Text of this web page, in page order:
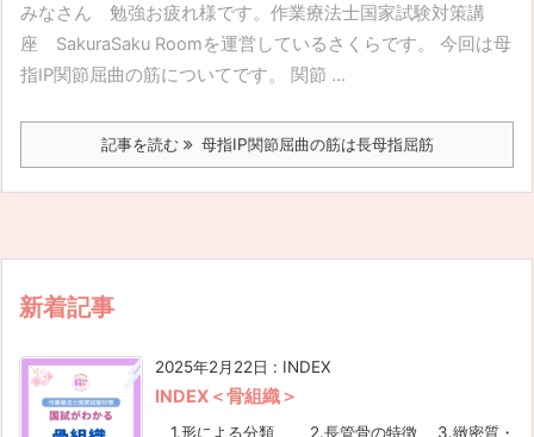
みなさん 勉強お疲れ様です。作業療法士国家試験対策講
座 SakuraSaku Roomを運営しているさくらです。 今回は母
指IP関節屈曲の筋についてです。 関節 ...
記事を読む 母指IP関節屈曲の筋は長母指屈筋
新着記事
2025年2月22日 : INDEX
INDEX＜骨組織＞
1.形による分類 2.長管骨の特徴 3.緻密質・